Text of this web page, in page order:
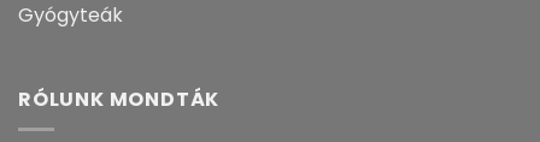
Gyógyteák
RÓLUNK MONDTÁK